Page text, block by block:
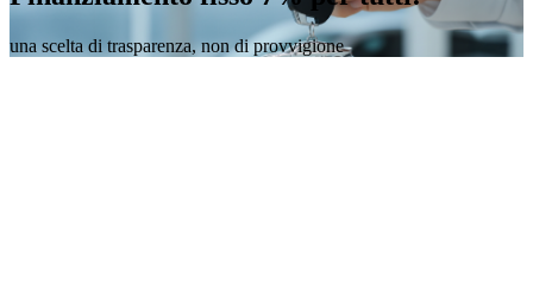
una scelta di trasparenza, non di provvigione